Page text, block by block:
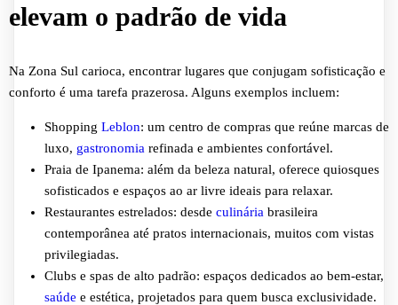
elevam o padrão de vida
Na Zona Sul carioca, encontrar lugares que conjugam sofisticação e
conforto é uma tarefa prazerosa. Alguns exemplos incluem:
Shopping Leblon: um centro de compras que reúne marcas de
luxo, gastronomia refinada e ambientes confortável.
Praia de Ipanema: além da beleza natural, oferece quiosques
sofisticados e espaços ao ar livre ideais para relaxar.
Restaurantes estrelados: desde culinária brasileira
contemporânea até pratos internacionais, muitos com vistas
privilegiadas.
Clubs e spas de alto padrão: espaços dedicados ao bem-estar,
saúde e estética, projetados para quem busca exclusividade.